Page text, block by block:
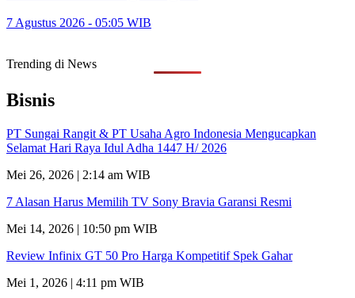
7 Agustus 2026 - 05:05 WIB
Trending di News
Bisnis
PT Sungai Rangit & PT Usaha Agro Indonesia Mengucapkan
Selamat Hari Raya Idul Adha 1447 H/ 2026
Mei 26, 2026 | 2:14 am WIB
7 Alasan Harus Memilih TV Sony Bravia Garansi Resmi
Mei 14, 2026 | 10:50 pm WIB
Review Infinix GT 50 Pro Harga Kompetitif Spek Gahar
Mei 1, 2026 | 4:11 pm WIB